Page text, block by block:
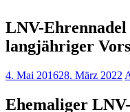
LNV-
langjähriger
4. Mai 201628. März 2022
Ehemaliger